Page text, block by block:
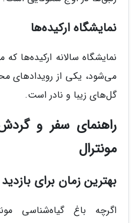
نمایشگاه ارکیده‌ها
نمایشگاه سالانه ارکیده‌ها که
می‌شود، یکی از رویدادهای
گل‌های زیبا و نادر است.
راهنمای سفر و
مونترال
بهترین زمان برای بازدید
اگرچه باغ گیاه‌شناسی